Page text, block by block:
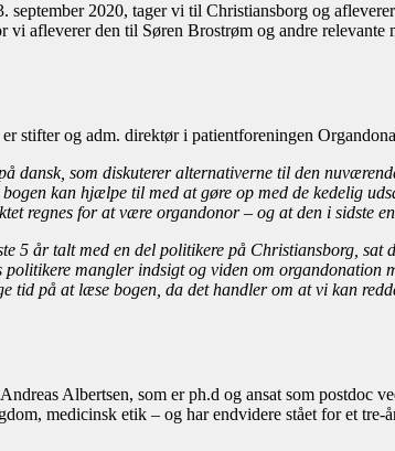
september 2020, tager vi til Christiansborg og
vi afleverer den til Søren Brostrøm og andre relevante
stifter og adm. direktør i patientforeningen
dansk, som diskuterer alternativerne til den
kan hjælpe til med at gøre op med de kedelig
regnes for at være organdonor – og at den i sidste
5 år talt med en del politikere på Christiansborg,
politikere mangler indsigt og viden om
tid på at læse bogen, da det handler om at vi kan
Albertsen, som er ph.d og ansat som
medicinsk etik – og har endvidere stået for et